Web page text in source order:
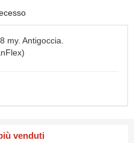
my. Antigoccia.
venduti